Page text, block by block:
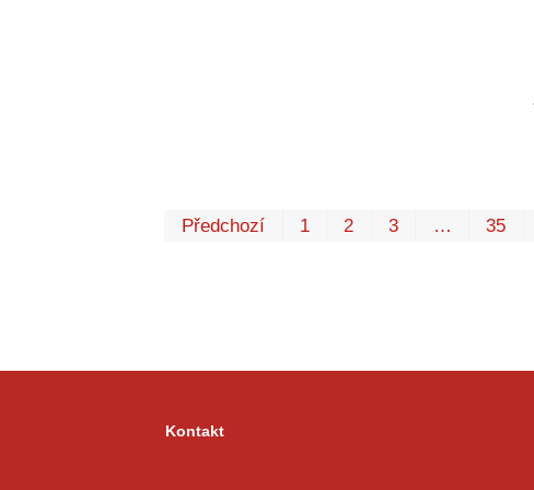
Předchozí 1 2 3 … 35
Kontakt